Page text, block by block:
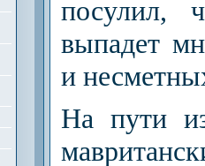
посулил,
выпадет
и
На пути